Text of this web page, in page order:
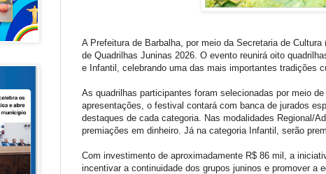
A Prefeitura de Barbalha, por meio da Secretaria de
de Quadrilhas Juninas 2026. O evento reunirá oito
e Infantil, celebrando uma das mais importantes tradições
As quadrilhas participantes foram selecionadas por meio
apresentações, o festival contará com banca de jurados
destaques de cada categoria. Nas modalidades Regional/
premiações em dinheiro. Já na categoria Infantil, serão
Com investimento de aproximadamente R$ 86 mil, a
incentivar a continuidade dos grupos juninos e promover a